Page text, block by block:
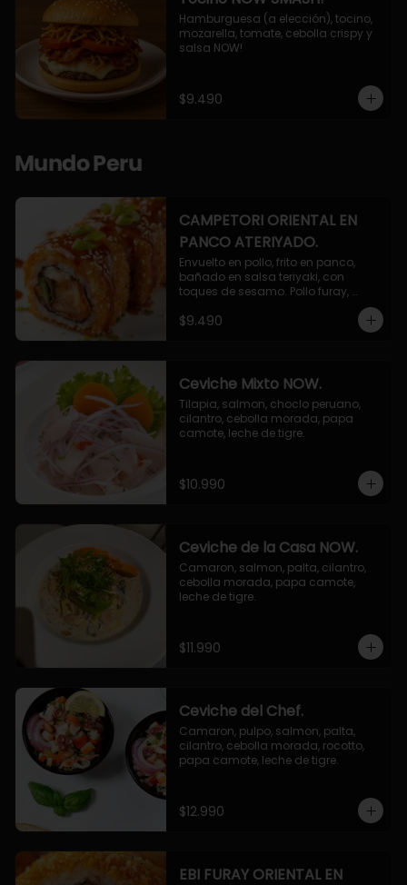
Hamburguesa (a elección), tocino,
mozarella, tomate, cebolla crispy y
salsa NOW!
$9.490
Mundo Peru
CAMPETORI ORIENTAL EN
PANCO ATERIYADO.
Envuelto en pollo, frito en panco,
bañado en salsa teriyaki, con
toques de sesamo. Pollo furay,
queso, champiñon furay, cebollin.
$9.490
Ceviche Mixto NOW.
Tilapia, salmon, choclo peruano,
cilantro, cebolla morada, papa
camote, leche de tigre.
$10.990
Ceviche de la Casa NOW.
Camaron, salmon, palta, cilantro,
cebolla morada, papa camote,
leche de tigre.
$11.990
Ceviche del Chef.
Camaron, pulpo, salmon, palta,
cilantro, cebolla morada, rocotto,
papa camote, leche de tigre.
$12.990
EBI FURAY ORIENTAL EN